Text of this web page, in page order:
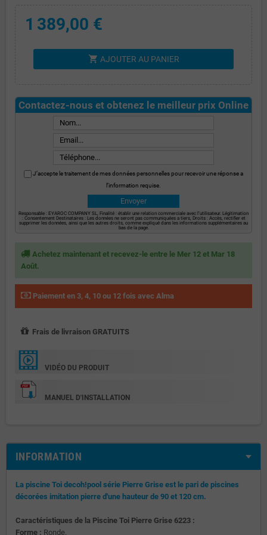
1 389,00 €
shopping_cart AJOUTER AU PANIER
Contactez-nous et obtenez le meilleur prix Online
J’accepte le traitement de mes données personnelles pour recevoir une réponse a
l’information requise.
Responsable : EYAROC COMPANY SL, Finalité : établir une relation commerciale avec l’utilisateur. Légitimation
: Consentement Destinataires : Les données ne seront pas communiquées a tiers, Droits : Accès, rectifier et
supprimer les données, ainsi que les autres droits, comme expliqué dans les informations supplémentaires au
bas de la page.
Achetez maintenant et recevez-le entre le Mer 12 et Mar 18
Août.
Paiement en 3, 4, 10 ou 12 fois avec Alma
Frais de livraison GRATUITS
VIDÉO DU PRODUIT
MANUEL D'INSTALLATION
INFORMATION
La piscine Toi decoh!pool série Pierre Grise est le pari de piscines
décorées imitation pierre d'une hauteur de 90 et 120 cm.
Caractéristiques de la Piscine Toi Pierre Grise 6223 :
Forme : Ronde.